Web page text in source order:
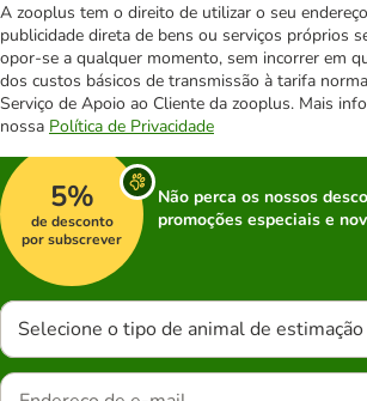
A zooplus tem o direito de utilizar o seu
publicidade direta de bens ou serviços próprios
opor-se a qualquer momento, sem incorrer em
dos custos básicos de transmissão à tarifa
Serviço de Apoio ao Cliente da zooplus. Mais
nossa Política de Privacidade
5%
de desconto
por subscrever
Não perca os nossos
promoções especiais e
Selecione o tipo de animal de estimação